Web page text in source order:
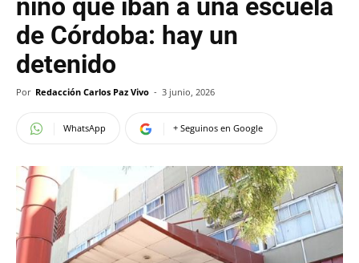
niño que iban a una escuela
de Córdoba: hay un
detenido
Por Redacción Carlos Paz Vivo - 3 junio, 2026
WhatsApp + Seguinos en Google